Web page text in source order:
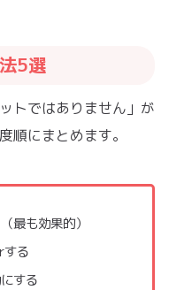
5選
トではありません」が
順にまとめます。
最も効果的）
る
する